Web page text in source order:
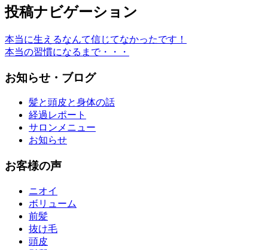
投稿ナビゲーション
本当に生えるなんて信じてなかったです！
本当の習慣になるまで・・・
お知らせ・ブログ
髪と頭皮と身体の話
経過レポート
サロンメニュー
お知らせ
お客様の声
ニオイ
ボリューム
前髪
抜け毛
頭皮